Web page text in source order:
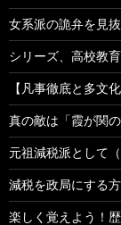
女系派の詭弁を見
シリーズ、高校教
【凡事徹底と多文
真の敵は「霞が関
元祖減税派として
減税を政局にする
楽しく覚えよう！